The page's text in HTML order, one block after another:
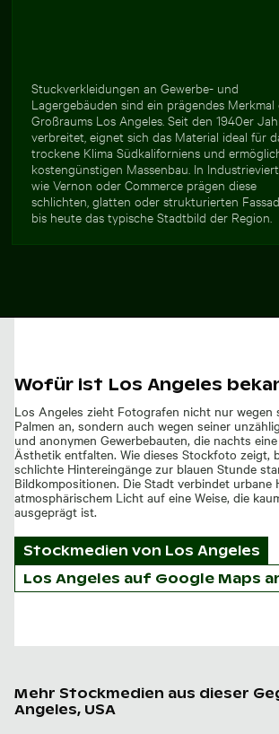
Stuckverkleidungen an Gewerbe- und
Lagergebäuden sind ein prägendes Merkmal
Großraums Los Angeles. Seit den 1940er
verbreitet, eignet sich das Material ideal für
trockene Klima Südkaliforniens und
kostengünstigen Massenbau. In
wie Vernon oder Commerce prägen diese
schlichten, glatten oder strukturierten
bis heute das typische Stadtbild der Region.
Wofür ist Los Angeles
Los Angeles zieht Fotografen nicht nur wegen
Palmen an, sondern auch wegen seiner
und anonymen Gewerbebauten, die nachts
Ästhetik entfalten. Wie dieses Stockfoto zeigt,
schlichte Hintereingänge zur blauen Stunde
Bildkompositionen. Die Stadt verbindet urbane
atmosphärischem Licht auf eine Weise, die
ausgeprägt ist.
Stockmedien von Los Angeles
Los Angeles auf Google Maps
Mehr Stockmedien aus dieser
Angeles, USA